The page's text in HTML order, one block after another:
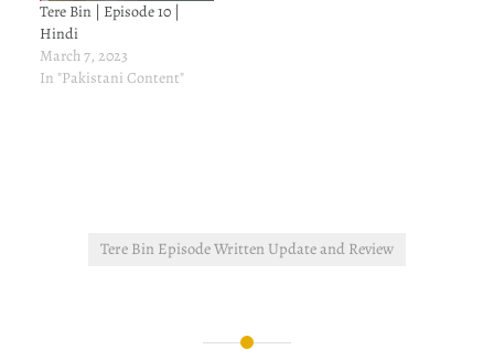
Tere Bin | Episode 10 |
Hindi
March 7, 2023
In "Pakistani Content"
Tere Bin Episode Written Update and Review